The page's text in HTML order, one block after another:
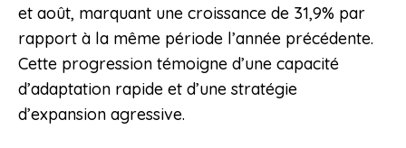
et août, marquant une croissance de 31,9% par
rapport à la même période l’année précédente.
Cette progression témoigne d’une capacité
d’adaptation rapide et d’une stratégie
d’expansion agressive.